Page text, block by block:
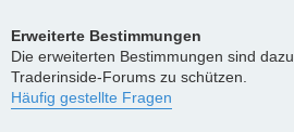
Erweiterte Bestimmungen
Die erweiterten Bestimmungen sind
Traderinside-Forums zu schützen.
Häufig gestellte Fragen